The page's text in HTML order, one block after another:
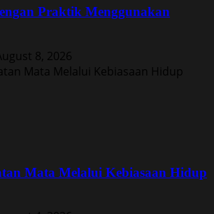
Praktik Menggunakan
8, 2026
Mata Melalui Kebiasaan Hidup